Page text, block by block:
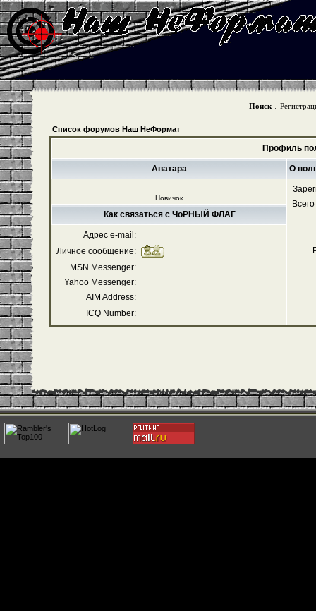
Поиск :
Список форумов Наш НеФормат
Профиль
Аватара О
Новичок
Как связаться с ЧоРНЫЙ ФЛАГ
Адрес e-mail:
Личное сообщение:
MSN Messenger:
Yahoo Messenger:
AIM Address:
ICQ Number: